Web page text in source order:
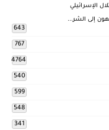
الإسرائيلي
643
767
4764
540
599
548
341